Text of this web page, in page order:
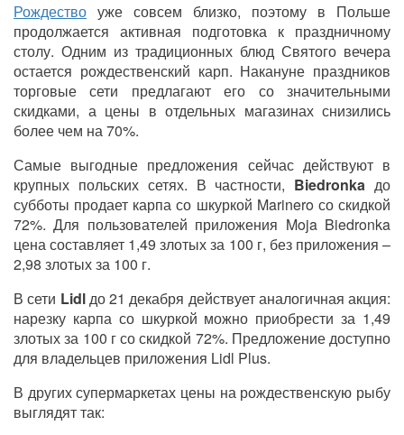
Рождество уже совсем близко, поэтому в Польше
продолжается активная подготовка к праздничному
столу. Одним из традиционных блюд Святого вечера
остается рождественский карп. Накануне праздников
торговые сети предлагают его со значительными
скидками, а цены в отдельных магазинах снизились
более чем на 70%.
Самые выгодные предложения сейчас действуют в
крупных польских сетях. В частности, Biedronka до
субботы продает карпа со шкуркой Marinero со скидкой
72%. Для пользователей приложения Moja Biedronka
цена составляет 1,49 злотых за 100 г, без приложения –
2,98 злотых за 100 г.
В сети Lidlдо 21 декабря действует аналогичная акция:
нарезку карпа со шкуркой можно приобрести за 1,49
злотых за 100 г со скидкой 72%. Предложение доступно
для владельцев приложения Lidl Plus.
В других супермаркетах цены на рождественскую рыбу
выглядят так: